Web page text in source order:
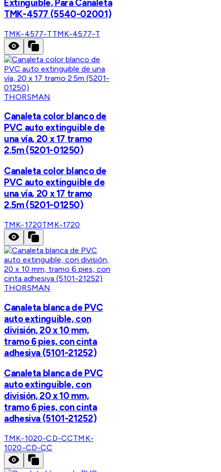
Extinguible, Para Canaleta
TMK-4577 (5540-02001)
TMK-4577-TTMK-4577-T
THORSMAN
Canaleta color blanco de
PVC auto extinguible de
una vía, 20 x 17 tramo
2.5m (5201-01250)
Canaleta color blanco de
PVC auto extinguible de
una vía, 20 x 17 tramo
2.5m (5201-01250)
TMK-1720TMK-1720
THORSMAN
Canaleta blanca de PVC
auto extinguible, con
división, 20 x 10 mm,
tramo 6 pies, con cinta
adhesiva (5101-21252)
Canaleta blanca de PVC
auto extinguible, con
división, 20 x 10 mm,
tramo 6 pies, con cinta
adhesiva (5101-21252)
TMK-1020-CD-CCTMK-
1020-CD-CC